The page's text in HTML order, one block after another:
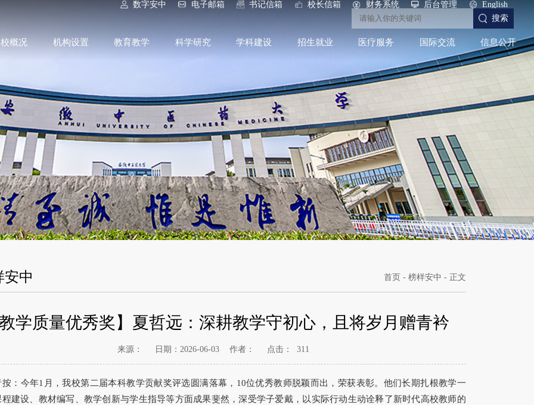
数字安中 电子邮箱 书记信箱 校长信箱 财务系统 后台管理
English
搜索
概况 机构设置 教育教学 科学研究 学科建设 招生就业 医疗服务 国际交流 信息公开
安中 首页- 榜样安中 - 正文
学质量优秀奖】夏哲远：深耕教学守初心，且将岁月赠青衿
来源： 日期：2026-06-03 作者： 点击： 311
按：今年1月，我校第二届本科教学贡献奖评选圆满落幕，10位优秀教师脱颖而出，荣获表彰。他们长期扎根教学一
建设、教材编写、教学创新与学生指导等方面成果斐然，深受学子爱戴，以实际行动生动诠释了新时代高校教师的